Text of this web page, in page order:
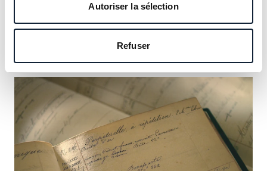
Autoriser la sélection
Refuser
notre héritage et saisissez l’occasion d’y inscrire le vôtre.